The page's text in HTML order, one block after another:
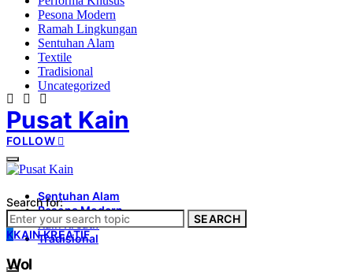
Pesona Modern
Ramah Lingkungan
Sentuhan Alam
Textile
Tradisional
Uncategorized
Pusat Kain
FOLLOW
Sentuhan Alam
Pesona Modern
Kain Kreatif
Tradisional
Search for:
SEARCH
KKAIN KREATIF
Wol